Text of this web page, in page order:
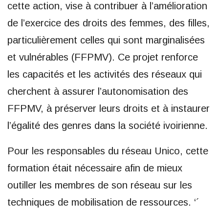
cette action, vise à contribuer à l’amélioration
de l’exercice des droits des femmes, des filles,
particulièrement celles qui sont marginalisées
et vulnérables (FFPMV). Ce projet renforce
les capacités et les activités des réseaux qui
cherchent à assurer l’autonomisation des
FFPMV, à préserver leurs droits et à instaurer
l’égalité des genres dans la société ivoirienne.
Pour les responsables du réseau Unico, cette
formation était nécessaire afin de mieux
outiller les membres de son réseau sur les
techniques de mobilisation de ressources. ‘´